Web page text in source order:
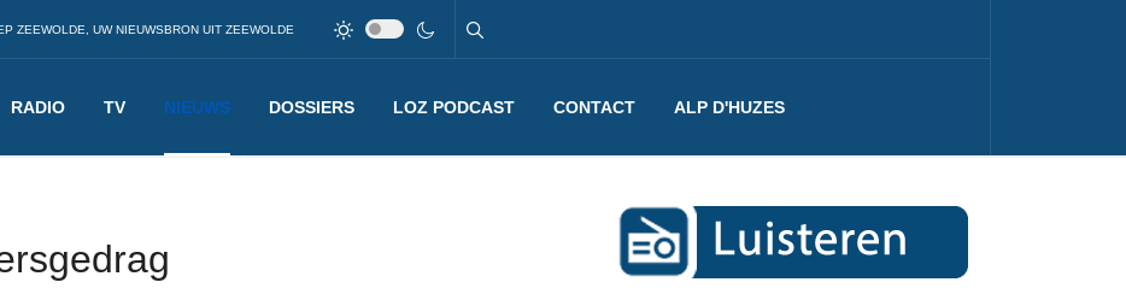
ZEEWOLDE, UW NIEUWSBRON UIT ZEEWOLDE
RADIO TV NIEUWS DOSSIERS LOZ PODCAST CONTACT ALP D'HUZES